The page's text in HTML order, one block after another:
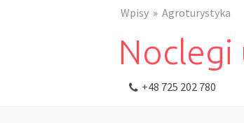
Wpisy Agroturystyka
Noclegi
+48 725 202 780